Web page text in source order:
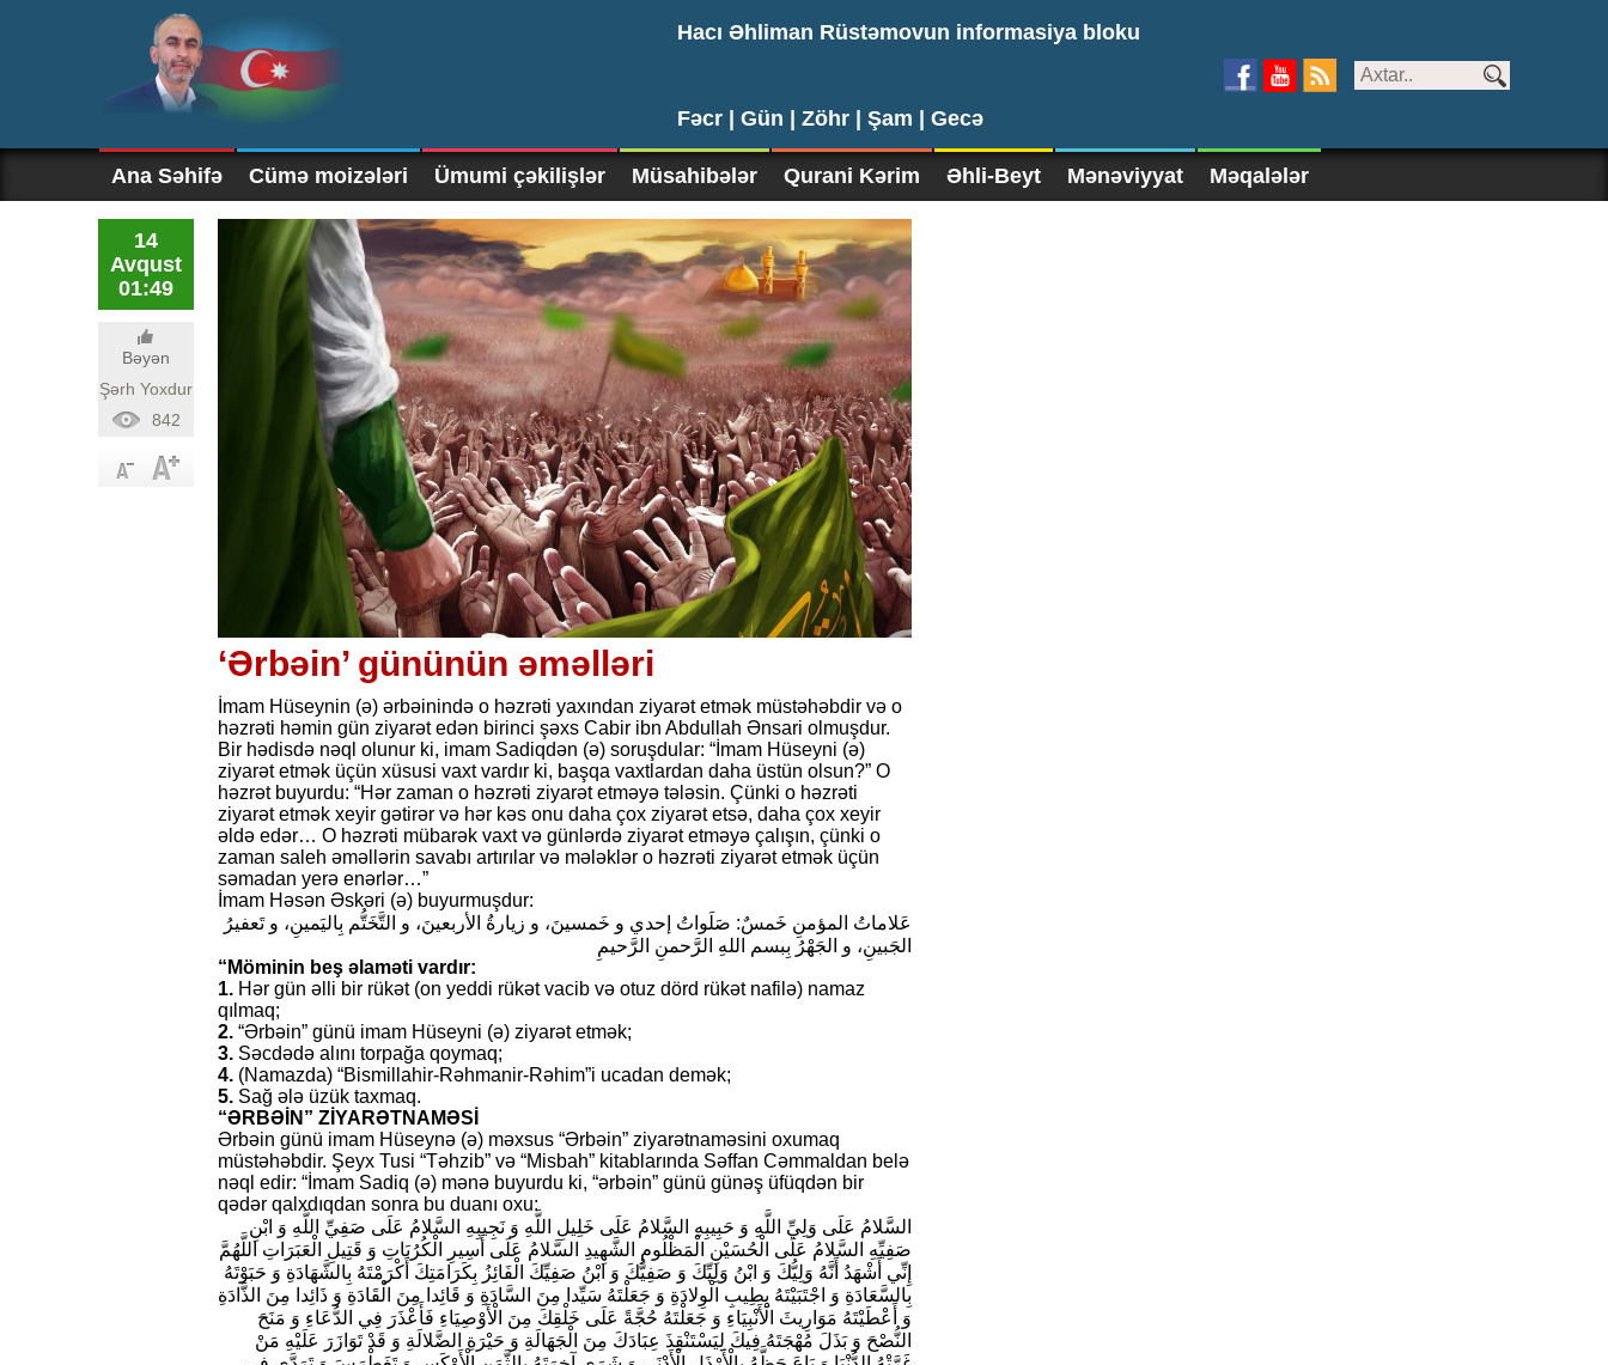
Hacı Əhliman Rüstəmovun informasiya bloku
Fəcr | Gün | Zöhr | Şam | Gecə
Ana Səhifə Cümə moizələri Ümumi çəkilişlər Müsahibələr Qurani Kərim Əhli-Beyt Mənəviyyat Məqalələr
14
Avqust
01:49
Bəyən
Şərh Yoxdur
842
‘Ərbəin’ gününün əməlləri
İmam Hüseynin (ə) ərbəinində o həzrəti yaxından ziyarət etmək müstəhəbdir və o
həzrəti həmin gün ziyarət edən birinci şəxs Cabir ibn Abdullah Ənsari olmuşdur.
Bir hədisdə nəql olunur ki, imam Sadiqdən (ə) soruşdular: “İmam Hüseyni (ə)
ziyarət etmək üçün xüsusi vaxt vardır ki, başqa vaxtlardan daha üstün olsun?” O
həzrət buyurdu: “Hər zaman o həzrəti ziyarət etməyə tələsin. Çünki o həzrəti
ziyarət etmək xeyir gətirər və hər kəs onu daha çox ziyarət etsə, daha çox xeyir
əldə edər… O həzrəti mübarək vaxt və günlərdə ziyarət etməyə çalışın, çünki o
zaman saleh əməllərin savabı artırılar və mələklər o həzrəti ziyarət etmək üçün
səmadan yerə enərlər…”
İmam Həsən Əskəri (ə) buyurmuşdur:
عَلاماتُ المؤمنِ خَمسٌ: صَلَواتُ إحدي و خَمسينَ، و زيارةُ‌ الأربعينَ، و التَّخَتُّم بِاليَمينِ، و تَعفيرُ
الجَبينِ، و الجَهْرُ بِبسم اللهِ الرَّحمنِ الرَّحيمِ
“Möminin beş əlaməti vardır:
1. Hər gün əlli bir rükət (on yeddi rükət vacib və otuz dörd rükət nafilə) namaz
qılmaq;
2. “Ərbəin” günü imam Hüseyni (ə) ziyarət etmək;
3. Səcdədə alını torpağa qoymaq;
4. (Namazda) “Bismillahir-Rəhmanir-Rəhim”i ucadan demək;
5. Sağ ələ üzük taxmaq.
“ƏRBƏİN” ZİYARƏTNAMƏSİ
Ərbəin günü imam Hüseynə (ə) məxsus “Ərbəin” ziyarətnaməsini oxumaq
müstəhəbdir. Şeyx Tusi “Təhzib” və “Misbah” kitablarında Səffan Cəmmaldan belə
nəql edir: “İmam Sadiq (ə) mənə buyurdu ki, “ərbəin” günü günəş üfüqdən bir
qədər qalxdıqdan sonra bu duanı oxu:
السَّلامُ عَلَى وَلِيِّ اللَّهِ وَ حَبِيبِهِ السَّلامُ عَلَى خَلِيلِ اللَّهِ وَ نَجِيبِهِ السَّلامُ عَلَى صَفِيِّ اللَّهِ وَ ابْنِ
صَفِيِّهِ السَّلامُ عَلَى الْحُسَيْنِ الْمَظْلُومِ الشَّهِيدِ السَّلامُ عَلَى أَسِيرِ الْكُرُبَاتِ وَ قَتِيلِ الْعَبَرَاتِ اللَّهُمَّ
إِنِّي أَشْهَدُ أَنَّهُ وَلِيُّكَ وَ ابْنُ وَلِيِّكَ وَ صَفِيُّكَ وَ ابْنُ صَفِيِّكَ الْفَائِزُ بِكَرَامَتِكَ أَكْرَمْتَهُ بِالشَّهَادَةِ وَ حَبَوْتَهُ
بِالسَّعَادَةِ وَ اجْتَبَيْتَهُ بِطِيبِ الْوِلادَةِ وَ جَعَلْتَهُ سَيِّدا مِنَ السَّادَةِ وَ قَائِدا مِنَ الْقَادَةِ وَ ذَائِدا مِنَ الذَّادَةِ
وَ أَعْطَيْتَهُ مَوَارِيثَ الْأَنْبِيَاءِ وَ جَعَلْتَهُ حُجَّةً عَلَى خَلْقِكَ مِنَ الْأَوْصِيَاءِ فَأَعْذَرَ فِي الدُّعَاءِ وَ مَنَحَ
النُّصْحَ وَ بَذَلَ مُهْجَتَهُ فِيكَ لِيَسْتَنْقِذَ عِبَادَكَ مِنَ الْجَهَالَةِ وَ حَيْرَةِ الضَّلالَةِ وَ قَدْ تَوَازَرَ عَلَيْهِ مَنْ